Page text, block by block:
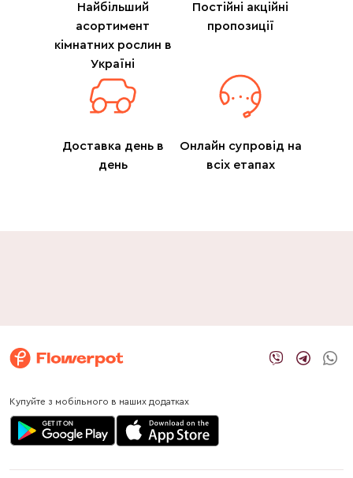
Найбільший
асортимент
кімнатних рослин в
Україні
Постійні акційні
пропозиції
Доставка день в
день
Онлайн супровід на
всіх етапах
Купуйте з мобільного в наших додатках